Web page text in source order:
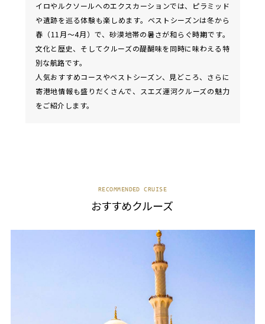
イロやルクソールへのエクスカーションでは、ピラミッド
や遺跡を巡る体験も楽しめます。ベストシーズンは冬から
春（11月～4月）で、砂漠地帯の暑さが和らぐ時期です。
文化と歴史、そしてクルーズの醍醐味を同時に味わえる特
別な航路です。
人気おすすめコースやベストシーズン、見どころ、さらに
寄港地情報も盛りだくさんで、スエズ運河クルーズの魅力
をご紹介します。
RECOMMENDED CRUISE
おすすめクルーズ